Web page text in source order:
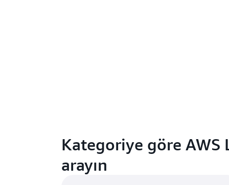
Kategoriye göre AWS
arayın